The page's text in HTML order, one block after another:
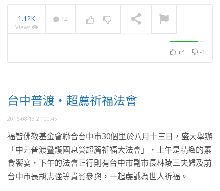
月光共學展 累積學習佛法
資糧 獻花藝 勤供養
1.12K
Views
14
+4 -1
台中普渡・超薦祈福法會
2016-08-13 21:00:46
福智佛教基金會聯合台中市30個里於八月十三日，盛大舉辦
「中元普渡暨護國息災超薦祈福大法會」，上午是精緻的素
食饗宴，下午的法會正行則有台中市副市長林陵三夫婦及前
台中市長胡志強等貴賓參與，一起虔誠為世人祈福。